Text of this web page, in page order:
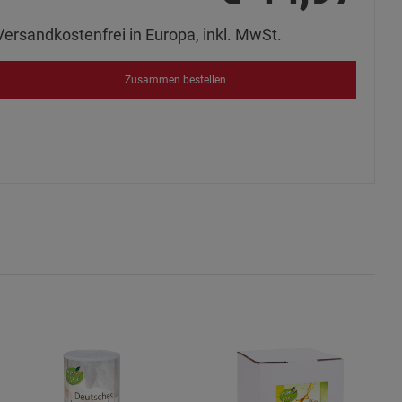
in Europa, inkl. MwSt.
Zusammen bestellen